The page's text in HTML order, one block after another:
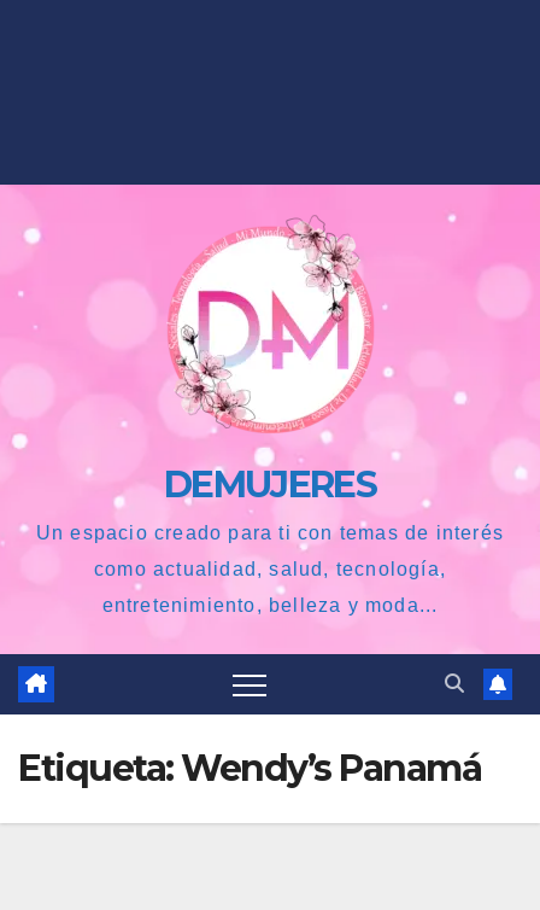
DEMUJERES
Un espacio creado para ti con temas de interés
como actualidad, salud, tecnología,
entretenimiento, belleza y moda...
Etiqueta:Wendy’s Panamá